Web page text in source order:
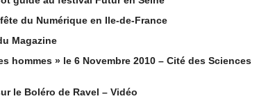
du Numérique en Ile-de-France
Magazine
hommes » le 6 Novembre 2010 – Cité des Sciences
le Boléro de Ravel – Vidéo